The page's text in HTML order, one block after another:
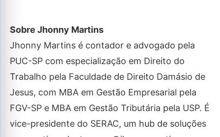
Sobre Jhonny Martins
Jhonny Martins é contador e advogado pela
PUC-SP com especialização em Direito do
Trabalho pela Faculdade de Direito Damásio de
Jesus, com MBA em Gestão Empresarial pela
FGV-SP e MBA em Gestão Tributária pela USP. É
vice-presidente do SERAC, um hub de soluções